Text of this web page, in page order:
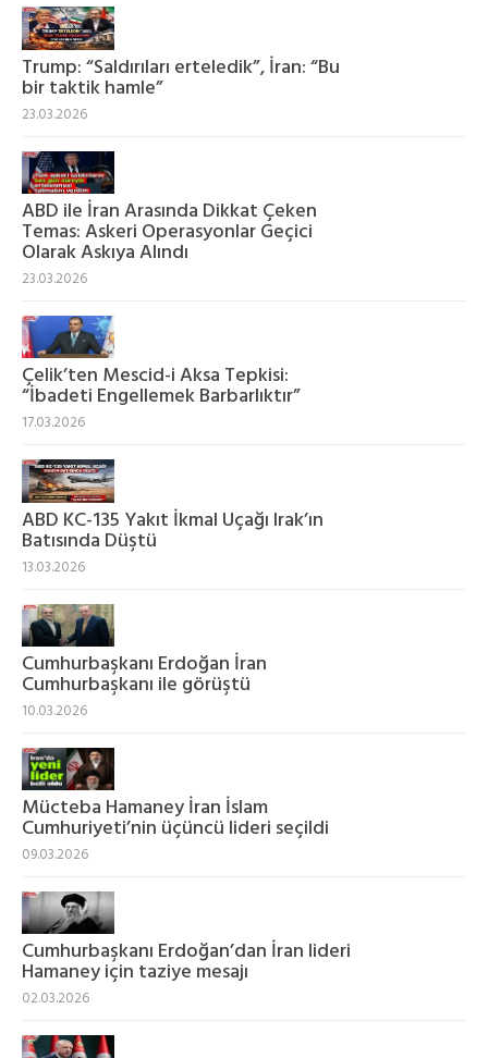
Trump: “Saldırıları erteledik”, İran: “Bu
bir taktik hamle”
23.03.2026
ABD ile İran Arasında Dikkat Çeken
Temas: Askeri Operasyonlar Geçici
Olarak Askıya Alındı
23.03.2026
Çelik’ten Mescid-i Aksa Tepkisi:
“İbadeti Engellemek Barbarlıktır”
17.03.2026
ABD KC-135 Yakıt İkmal Uçağı Irak’ın
Batısında Düştü
13.03.2026
Cumhurbaşkanı Erdoğan İran
Cumhurbaşkanı ile görüştü
10.03.2026
Mücteba Hamaney İran İslam
Cumhuriyeti’nin üçüncü lideri seçildi
09.03.2026
Cumhurbaşkanı Erdoğan’dan İran lideri
Hamaney için taziye mesajı
02.03.2026